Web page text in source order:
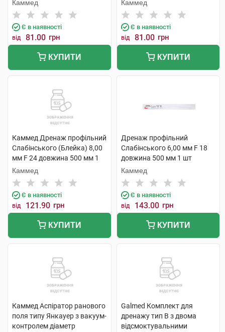
Каммед
Є в наявності
від 81.00 грн
КУПИТИ
Каммед
Є в наявності
від 81.00 грн
КУПИТИ
Каммед Дренаж профільний
Слабінського (Блейка) 8,00
мм F 24 довжина 500 мм 1
шт
Каммед
Є в наявності
від 121.90 грн
КУПИТИ
Дренаж профільний
Слабінського 6,00 мм F 18
довжина 500 мм 1 шт
Каммед
Є в наявності
від 143.00 грн
КУПИТИ
Каммед Аспіратор ранового
поля типу Янкауер з вакуум-
контролем діаметр
Galmed Комплект для
дренажу тип В з двома
відсмоктувальними